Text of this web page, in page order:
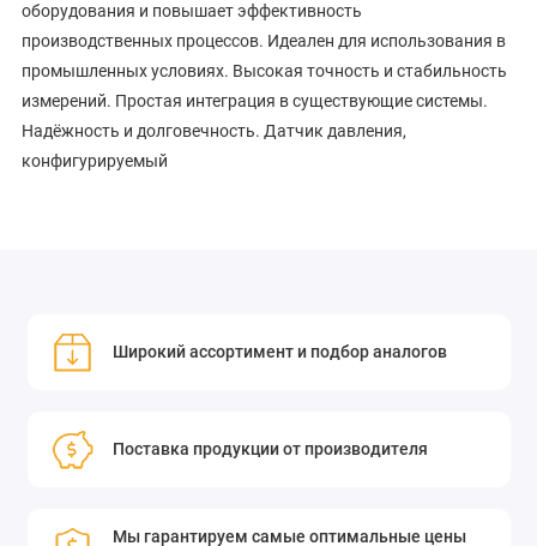
оборудования и повышает эффективность
производственных процессов. Идеален для использования в
промышленных условиях. Высокая точность и стабильность
измерений. Простая интеграция в существующие системы.
Надёжность и долговечность. Датчик давления,
конфигурируемый
Широкий ассортимент и подбор аналогов
Поставка продукции от производителя
Мы гарантируем самые оптимальные цены